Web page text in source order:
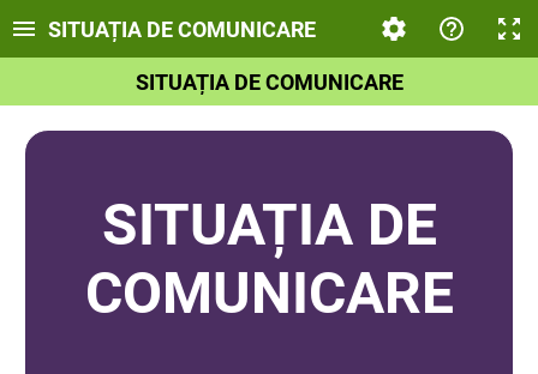
SITUAȚIA DE COMUNICARE
SITUAȚIA DE COMUNICARE
SITUAȚIA DE
COMUNICARE